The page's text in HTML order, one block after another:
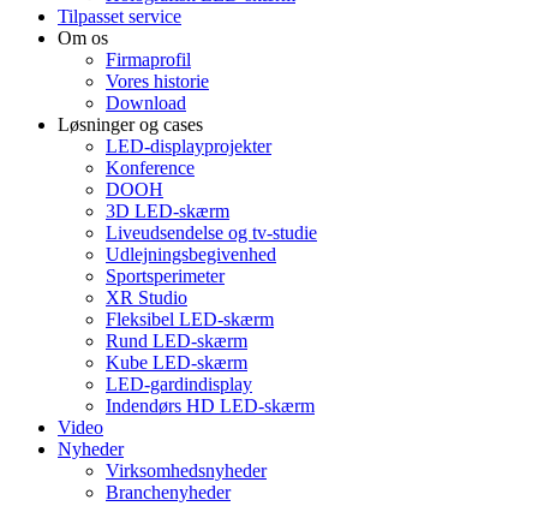
Tilpasset service
Om os
Firmaprofil
Vores historie
Download
Løsninger og cases
LED-displayprojekter
Konference
DOOH
3D LED-skærm
Liveudsendelse og tv-studie
Udlejningsbegivenhed
Sportsperimeter
XR Studio
Fleksibel LED-skærm
Rund LED-skærm
Kube LED-skærm
LED-gardindisplay
Indendørs HD LED-skærm
Video
Nyheder
Virksomhedsnyheder
Branchenyheder